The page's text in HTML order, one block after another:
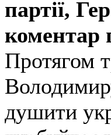
партії,
коментар
Протягом
душити